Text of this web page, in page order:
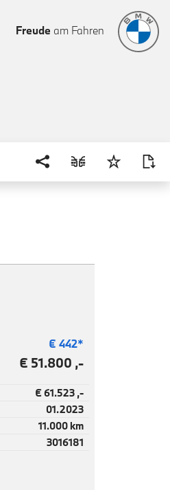
Freude am Fahren
€ 442*
€ 51.800 ,-
€ 61.523 ,-
01.2023
11.000 km
3016181